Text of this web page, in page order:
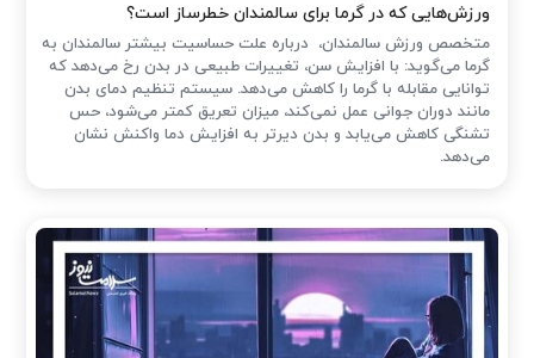
ورزش‌هایی که در گرما برای سالمندان خطرساز است؟
متخصص ورزش سالمندان، درباره علت حساسیت بیشتر سالمندان به
گرما می‌گوید: با افزایش سن، تغییرات طبیعی در بدن رخ می‌دهد که
توانایی مقابله با گرما را کاهش می‌دهد. سیستم تنظیم دمای بدن
مانند دوران جوانی عمل نمی‌کند، میزان تعریق کمتر می‌شود، حس
تشنگی کاهش می‌یابد و بدن دیرتر به افزایش دما واکنش نشان
می‌دهد.